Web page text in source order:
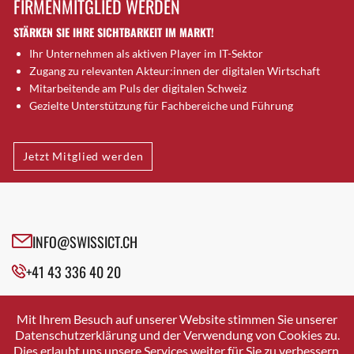
Brugg AG
Brütten
Bubendorf
Bubikon
Buchs (SG)
Bäretswil
Bülach
Cazis
Crissier
Davos Platz
Dierikon
Dietikon
FIRMENMITGLIED WERDEN
STÄRKEN SIE IHRE SICHTBARKEIT IM MARKT!
Ihr Unternehmen als aktiven Player im IT-Sektor
Zugang zu relevanten Akteur:innen der digitalen Wirtschaft
Mitarbeitende am Puls der digitalen Schweiz
Gezielte Unterstützung für Fachbereiche und Führung
Jetzt Mitglied werden
INFO@SWISSICT.CH
+41 43 336 40 20
SWISSICT
VULKANSTRASSE 120
8048 ZURICH
Mit Ihrem Besuch auf unserer Website stimmen Sie unserer
Datenschutzerklärung und der Verwendung von Cookies zu.
Dies erlaubt uns unsere Services weiter für Sie zu verbessern.